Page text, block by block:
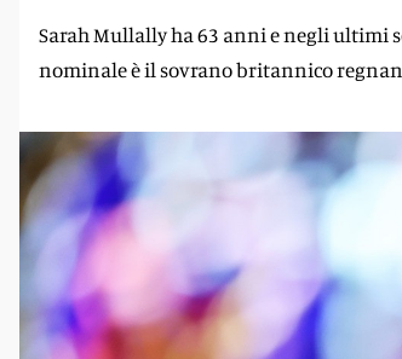
Sarah Mullally ha 63 anni e negli ultimi
nominale è il sovrano britannico